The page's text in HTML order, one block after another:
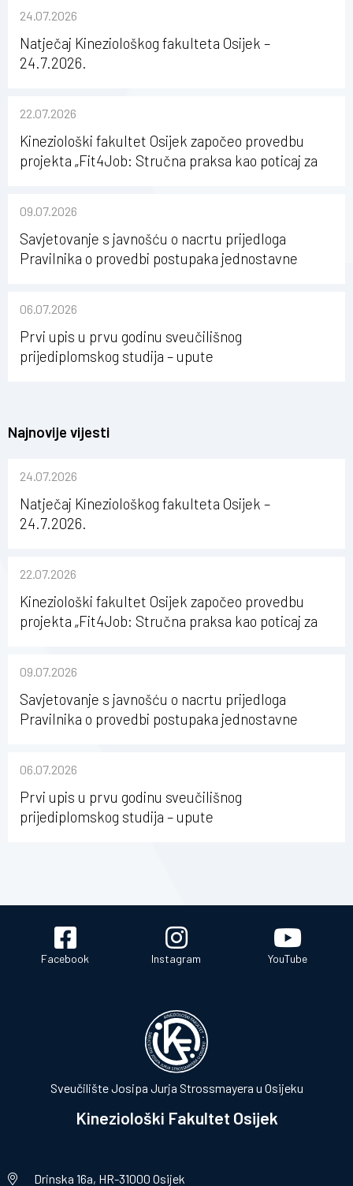
24.07.2026
Natječaj Kineziološkog fakulteta Osijek –
24.7.2026.
22.07.2026
Kineziološki fakultet Osijek započeo provedbu
projekta „Fit4Job: Stručna praksa kao poticaj za
09.07.2026
Savjetovanje s javnošću o nacrtu prijedloga
Pravilnika o provedbi postupaka jednostavne
Osijeku
06.07.2026
Prvi upis u prvu godinu sveučilišnog
prijediplomskog studija – upute
Najnovije vijesti
24.07.2026
Natječaj Kineziološkog fakulteta Osijek –
24.7.2026.
22.07.2026
Kineziološki fakultet Osijek započeo provedbu
projekta „Fit4Job: Stručna praksa kao poticaj za
09.07.2026
Savjetovanje s javnošću o nacrtu prijedloga
Pravilnika o provedbi postupaka jednostavne
Osijeku
06.07.2026
Prvi upis u prvu godinu sveučilišnog
prijediplomskog studija – upute
Facebook Instagram YouTube
Sveučilište Josipa Jurja Strossmayera u Osijeku
Kineziološki Fakultet Osijek
Drinska 16a, HR-31000 Osijek